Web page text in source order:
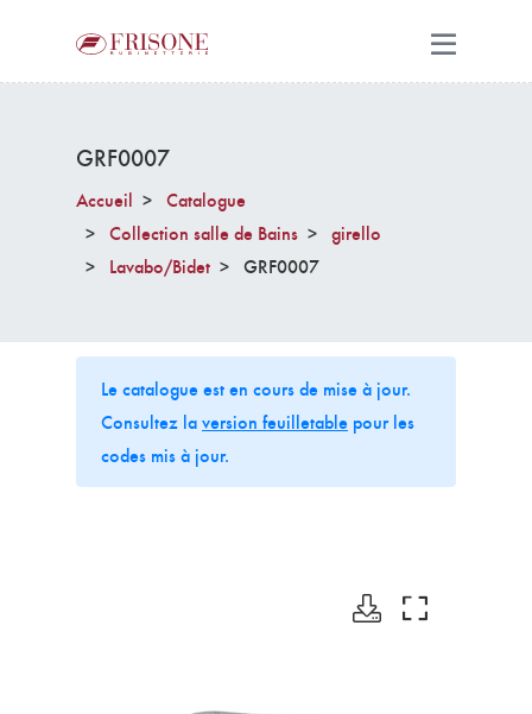
GRF0007
Accueil
Catalogue
Collection salle de Bains
girello
Lavabo/Bidet
GRF0007
Le catalogue est en cours de mise à jour.
Consultez laversion feuilletable pour les
codes mis à jour.